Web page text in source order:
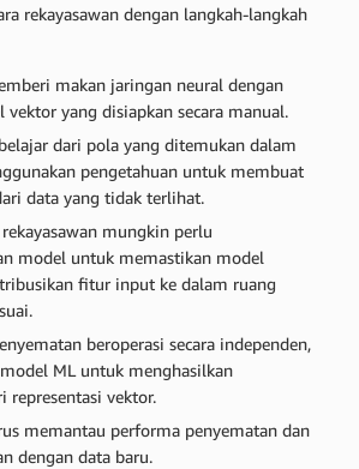
rekayasawan dengan langkah-langkah
makan jaringan neural dengan
vektor yang disiapkan secara manual.
dari pola yang ditemukan dalam
pengetahuan untuk membuat
data yang tidak terlihat.
mungkin perlu
model untuk memastikan model
fitur input ke dalam ruang
beroperasi secara independen,
ML untuk menghasilkan
representasi vektor.
memantau performa penyematan dan
dengan data baru.